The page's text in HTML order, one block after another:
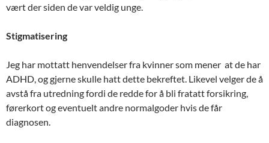
vært der siden de var veldig unge.
Stigmatisering
Jeg har mottatt henvendelser fra kvinner som mener at de har
ADHD, og gjerne skulle hatt dette bekreftet. Likevel velger de å
avstå fra utredning fordi de redde for å bli fratatt forsikring,
førerkort og eventuelt andre normalgoder hvis de får
diagnosen.